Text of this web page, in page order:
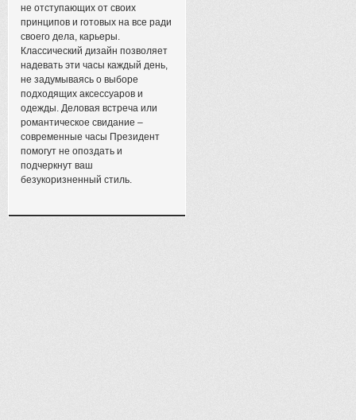
не отступающих от своих
принципов и готовых на все ради
своего дела, карьеры.
Классический дизайн позволяет
надевать эти часы каждый день,
не задумываясь о выборе
подходящих аксессуаров и
одежды. Деловая встреча или
романтическое свидание –
современные часы Президент
помогут не опоздать и
подчеркнут ваш
безукоризненный стиль.